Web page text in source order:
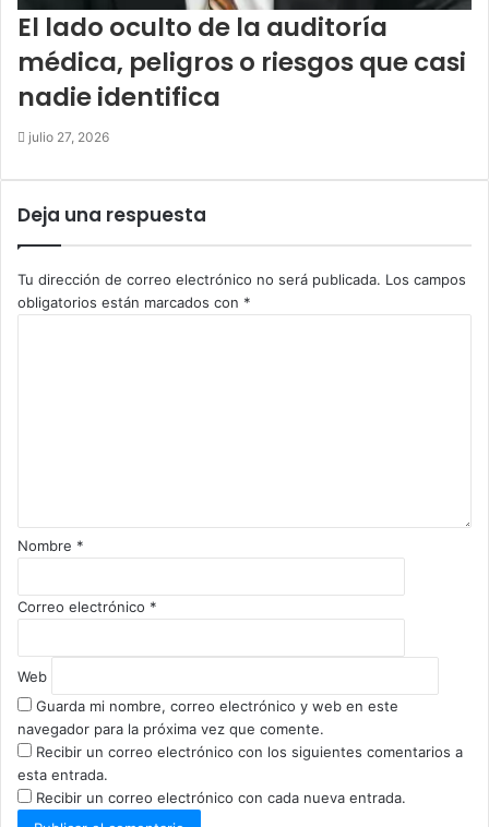
El lado oculto de la auditoría
médica, peligros o riesgos que casi
nadie identifica
julio 27, 2026
Deja una respuesta
Tu dirección de correo electrónico no será publicada. Los campos
obligatorios están marcados con *
o
*
Nombre *
Correo electrónico *
Web
Guarda mi nombre, correo electrónico y web en este
navegador para la próxima vez que comente.
Recibir un correo electrónico con los siguientes comentarios a
esta entrada.
Recibir un correo electrónico con cada nueva entrada.